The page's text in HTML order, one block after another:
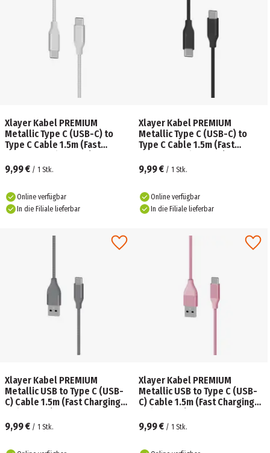
Xlayer Kabel PREMIUM
Metallic Type C (USB-C) to
Type C Cable 1.5m (Fast
9,99 € / 1 Stk.
Online verfügbar
In die Filiale lieferbar
Xlayer Kabel PREMIUM
Metallic Type C (USB-C) to
Type C Cable 1.5m (Fast
9,99 € / 1 Stk.
Online verfügbar
In die Filiale lieferbar
Xlayer Kabel PREMIUM
Metallic USB to Type C (USB-
C) Cable 1.5m (Fast Charging
9,99 € / 1 Stk.
Xlayer Kabel PREMIUM
Metallic USB to Type C (USB-
C) Cable 1.5m (Fast Charging
9,99 € / 1 Stk.